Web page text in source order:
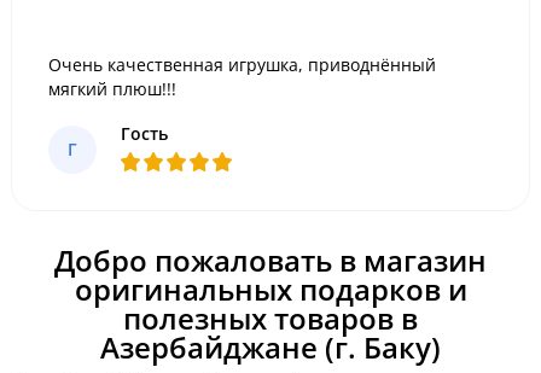
Очень качественная игрушка, приводнённый
мягкий плюш!!!
Г
Гость
Добро пожаловать в магазин
оригинальных подарков и
полезных товаров в
Азербайджане (г. Баку)